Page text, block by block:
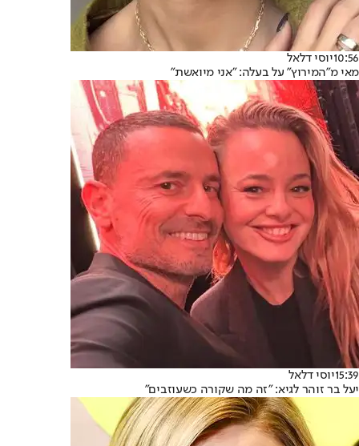
10:56יוסי דלאל
מאי מ"המירוץ" על בעלה: "אני מיואשת"
15:39יוסי דלאל
יעל בר זוהר לגיא: "זה מה שקורה כשעוזבים"